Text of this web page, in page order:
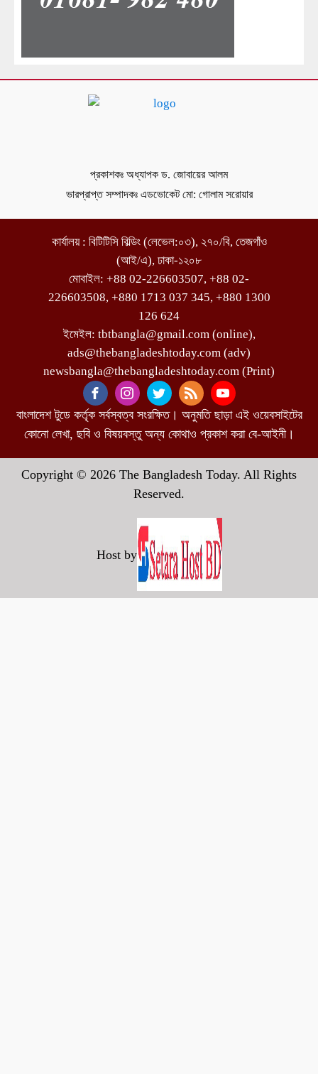
প্রকাশকঃ অধ্যাপক ড. জোবায়ের আলম
ভারপ্রাপ্ত সম্পাদকঃ এডভোকেট মো: গোলাম সরোয়ার
কার্যালয় : বিটিটিসি বিল্ডিং (লেভেল:০৩), ২৭০/বি, তেজগাঁও
(আই/এ), ঢাকা-১২০৮
মোবাইল: +88 02-226603507, +88 02-
226603508, +880 1713 037 345, +880 1300
126 624
ইমেইল: tbtbangla@gmail.com (online),
ads@thebangladeshtoday.com (adv)
newsbangla@thebangladeshtoday.com (Print)
বাংলাদেশ টুডে কর্তৃক সর্বস্বত্ব সংরক্ষিত। অনুমতি ছাড়া এই ওয়েবসাইটের
কোনো লেখা, ছবি ও বিষয়বস্তু অন্য কোথাও প্রকাশ করা বে-আইনী।
Copyright © 2026 The Bangladesh Today. All Rights
Reserved.
Host by